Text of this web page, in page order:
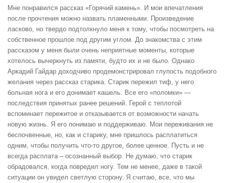
Мне понравился рассказ «Горячий камень». И мои впечатления
после прочтения можно назвать пламенными. Произведение
ласково, но твердо подтолкнуло меня к тому, чтобы посмотреть на
собственное прошлое под другим углом. До знакомства с этим
рассказом у меня были очень неприятные моменты, которые
хотелось вычеркнуть из памяти, будто их и не было. Однако
Аркадий Гайдар доходчиво продемонстрировал глупость подобного
желания через рассказ старика. Старик пережил тиф, у него
больная нога и его донимает кашель. Все его «поломки» —
последствия принятых ранее решений. Герой с теплотой
вспоминает пережитое и отказывается от возможности начать
новую жизнь. Я его понимаю и поддерживаю. Мои переживания не
беспочвенные, но, как и старику, мне пришлось расплатиться
одним, чтобы получить что-то другое, более ценное. Пусть и не
всегда расплата – осознанный выбор. Не думаю, что старик
обрадовался, когда повредил ногу. Тем не менее, даже в такой
ситуации он увидел светлую сторону. Я считаю, все, что мы